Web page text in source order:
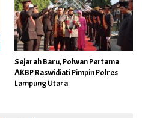
Sejarah Baru, Polwan Pertama
AKBP Raswidiati Pimpin Polres
Lampung Utara